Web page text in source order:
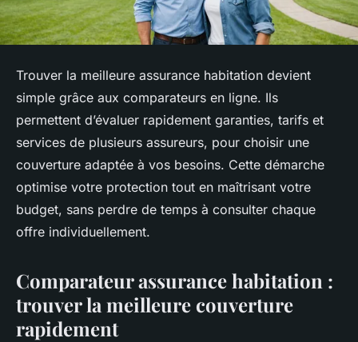
Trouver la meilleure assurance habitation devient
simple grâce aux comparateurs en ligne. Ils
permettent d’évaluer rapidement garanties, tarifs et
services de plusieurs assureurs, pour choisir une
couverture adaptée à vos besoins. Cette démarche
optimise votre protection tout en maîtrisant votre
budget, sans perdre de temps à consulter chaque
offre individuellement.
Comparateur assurance habitation :
trouver la meilleure couverture
rapidement